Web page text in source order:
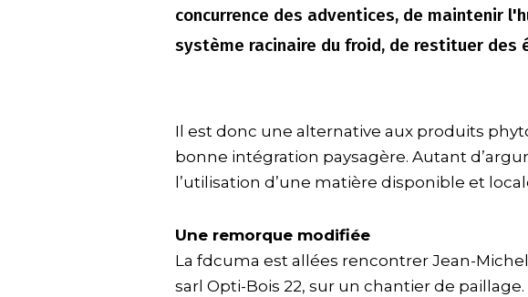
concurrence des adventices, de maintenir
système racinaire du froid, de restituer des
Il est donc une alternative aux produits
bonne intégration paysagère. Autant
l’utilisation d’une matière disponible et
Une remorque modifiée
La fdcuma est allées rencontrer Jean-
sarl Opti-Bois 22, sur un chantier de